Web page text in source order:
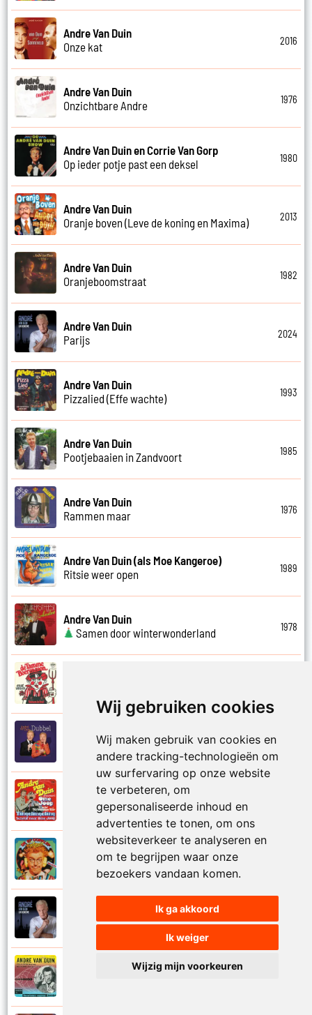
Wij gebruiken cookies
Wij maken gebruik van cookies en
andere tracking-technologieën om
uw surfervaring op onze website
te verbeteren, om
gepersonaliseerde inhoud en
advertenties te tonen, om ons
websiteverkeer te analyseren en
om te begrijpen waar onze
bezoekers vandaan komen.
Ik ga akkoord
Ik weiger
Wijzig mijn voorkeuren
Andre Van Duin
Onze kat
2016
Andre Van Duin
Onzichtbare Andre
1976
Andre Van Duin en Corrie Van Gorp
Op ieder potje past een deksel
1980
Andre Van Duin
Oranje boven (Leve de koning en Maxima)
2013
Andre Van Duin
Oranjeboomstraat
1982
Andre Van Duin
Parijs
2024
Andre Van Duin
Pizzalied (Effe wachte)
1993
Andre Van Duin
Pootjebaaien in Zandvoort
1985
Andre Van Duin
Rammen maar
1976
Andre Van Duin (als Moe Kangeroe)
Ritsie weer open
1989
Andre Van Duin
Samen door winterwonderland
1978
Andre Van Duin
Schijt maar in me pannetje
Andre Van Duin
Schrijf naar ome Joop
Andre Van Duin en Frans Van Dusschoten
Stil in de stad
2024